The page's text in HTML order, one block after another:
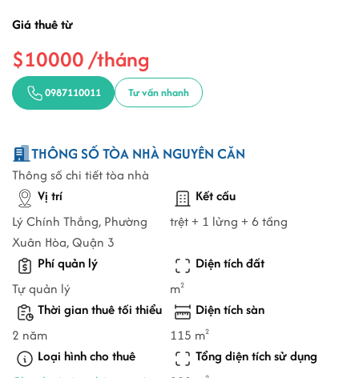
Giá thuê từ
$10000 /tháng
0987110011 Tư vấn nhanh
THÔNG SỐ TÒA NHÀ NGUYÊN CĂN
Thông số chi tiết tòa nhà
Vị trí
Lý Chính Thắng, Phường
Xuân Hòa, Quận 3
Kết cấu
trệt + 1 lửng + 6 tầng
Phí quản lý
Tự quản lý
Diện tích đất
m2
Thời gian thuê tối thiểu
2 năm
Diện tích sàn
115 m2
Loại hình cho thuê
Tổng diện tích sử dụng